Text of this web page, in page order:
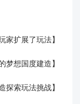
家扩展了玩法】
梦想国度建造】
探索玩法挑战】